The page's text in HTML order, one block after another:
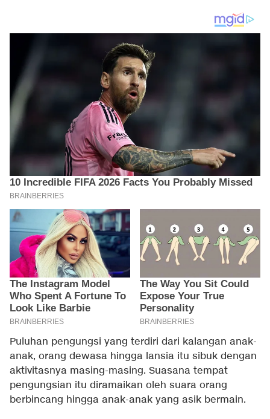
Puluhan pengungsi yang terdiri dari kalangan anak-
anak, orang dewasa hingga lansia itu sibuk dengan
aktivitasnya masing-masing. Suasana tempat
pengungsian itu diramaikan oleh suara orang
berbincang hingga anak-anak yang asik bermain.